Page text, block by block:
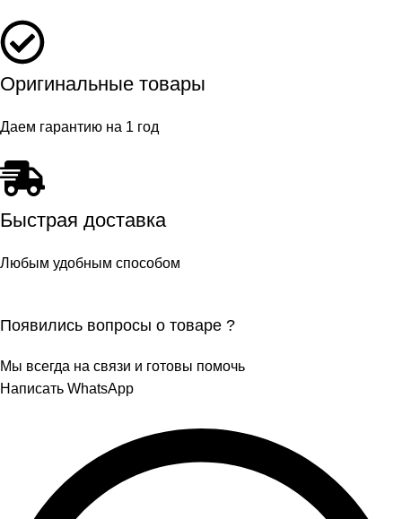
Оригинальные товары
Даем гарантию на 1 год
Быстрая доставка
Любым удобным способом
Появились вопросы о товаре ?
Мы всегда на связи и готовы помочь
Написать WhatsApp